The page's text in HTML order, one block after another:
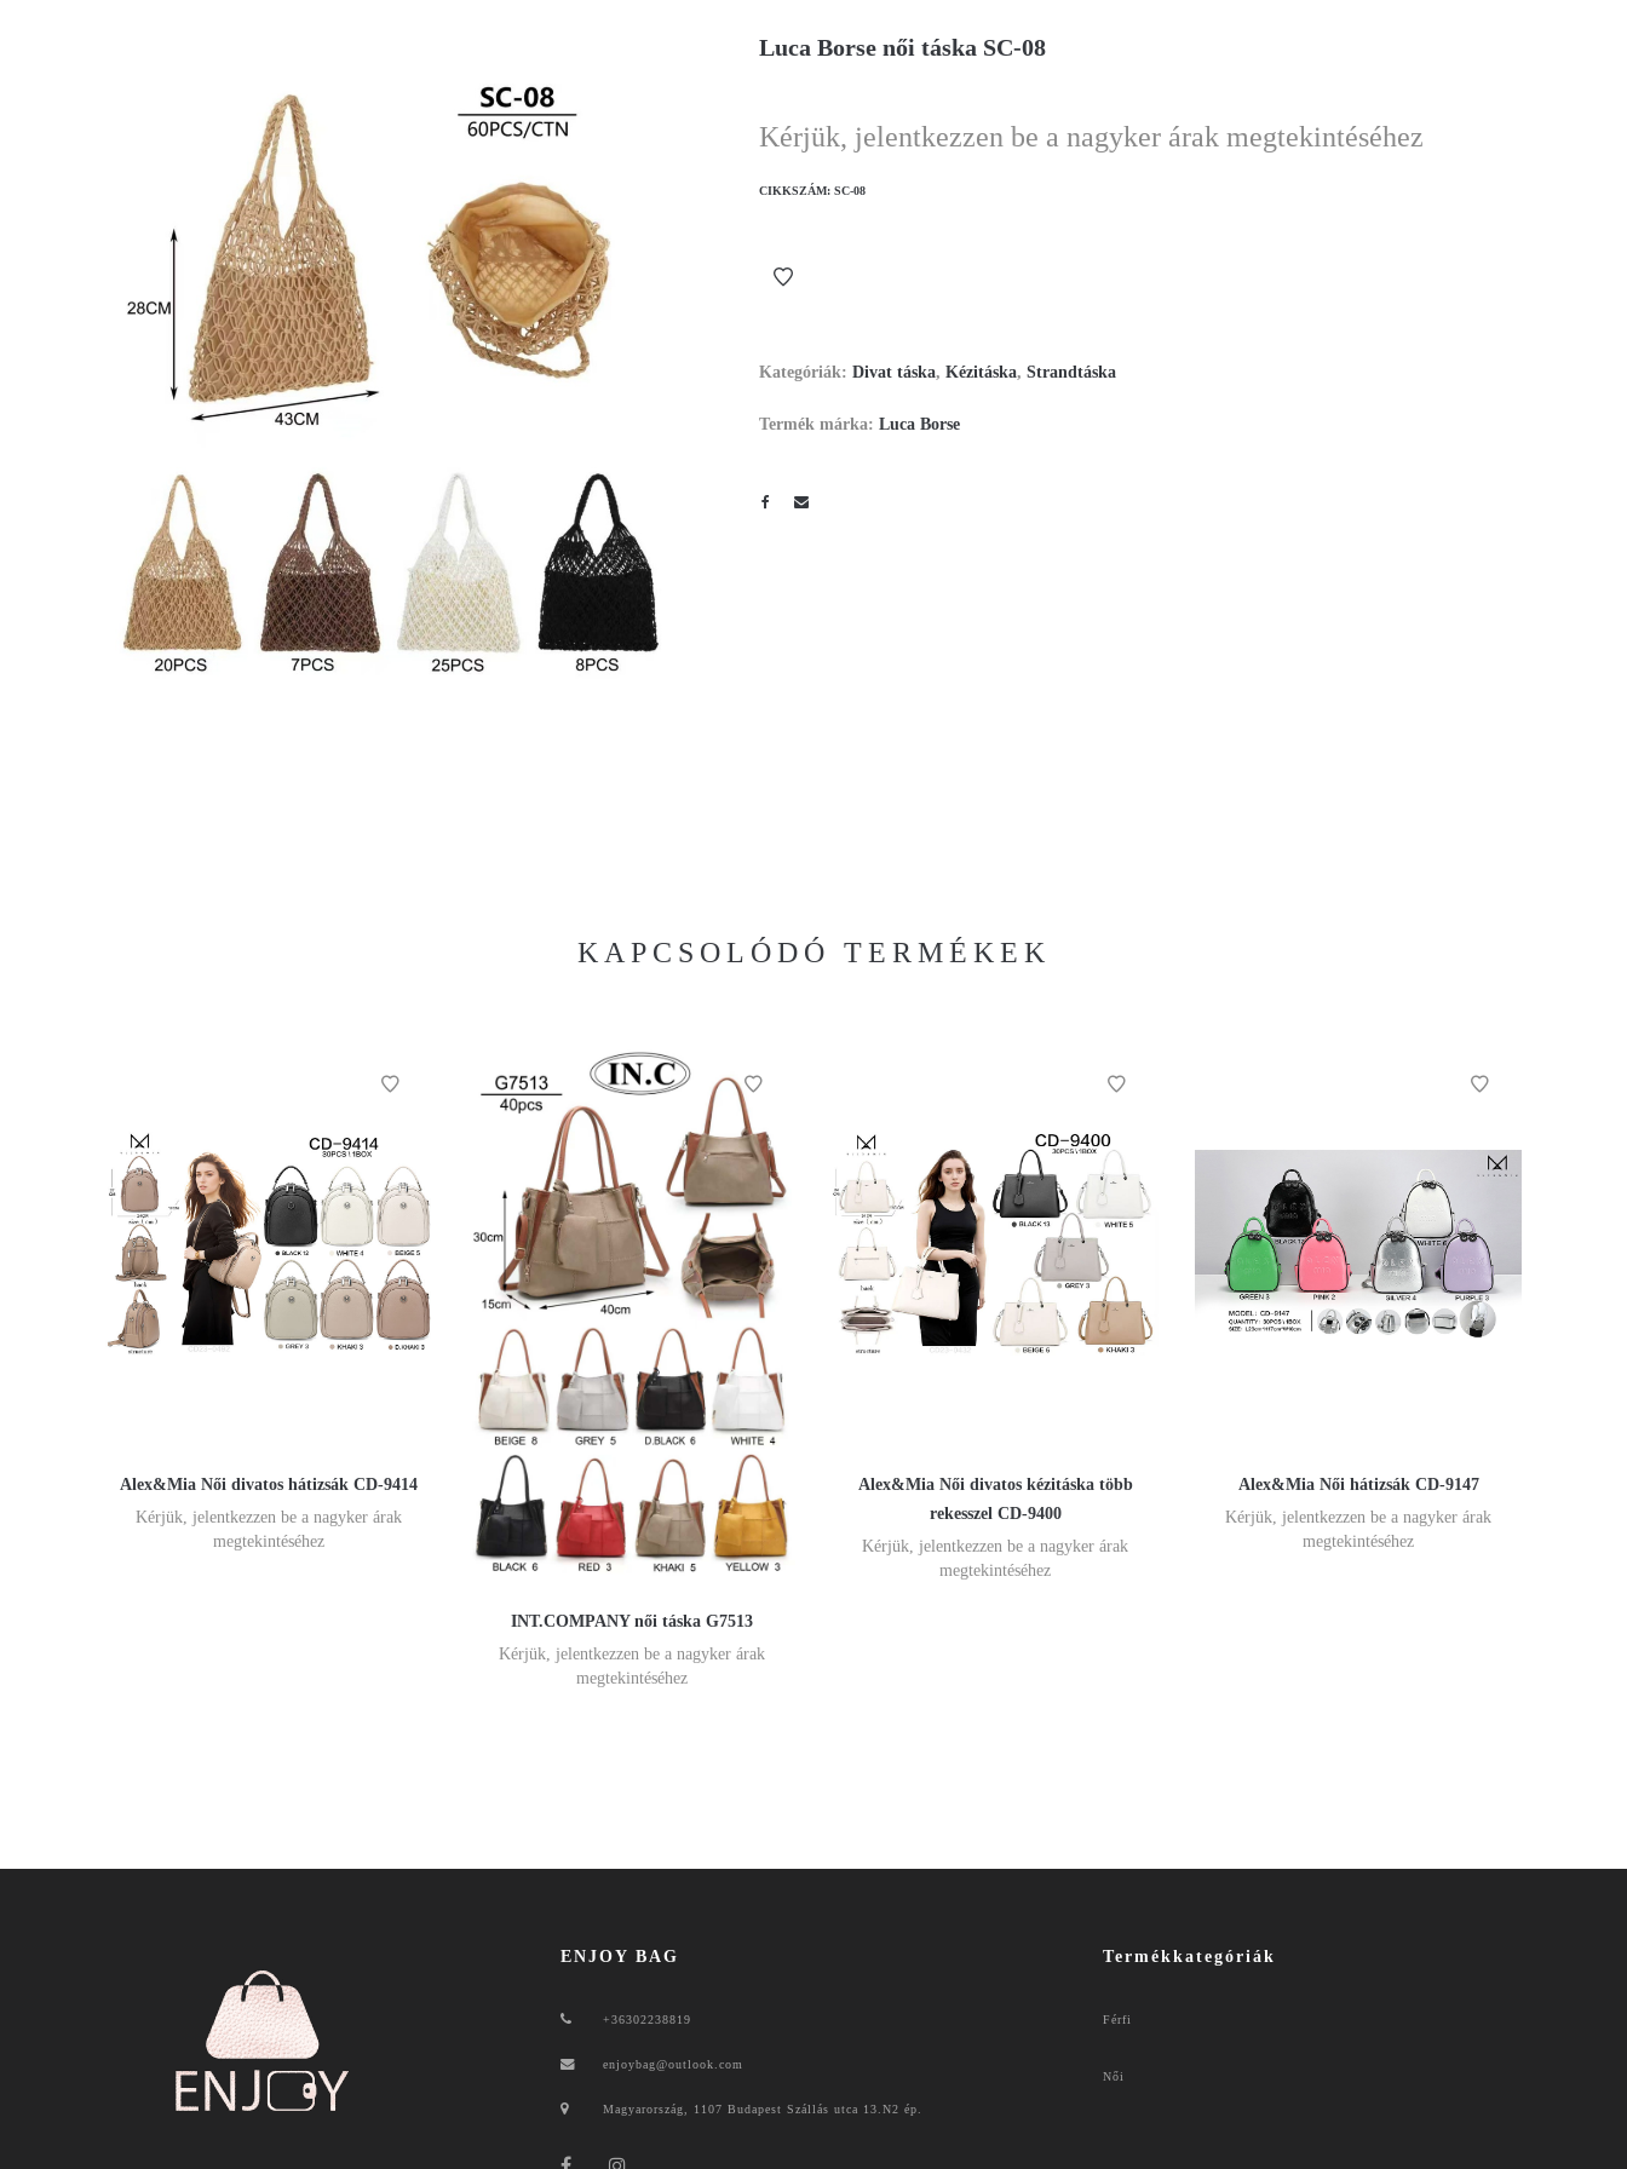
Luca Borse női táska SC-08
Kérjük, jelentkezzen be a nagyker árak megtekintéséhez
CIKKSZÁM: SC-08
Kategóriák: Divat táska, Kézitáska, Strandtáska
Termék márka: Luca Borse
KAPCSOLÓDÓ TERMÉKEK
Alex&Mia Női divatos hátizsák CD-9414
Kérjük, jelentkezzen be a nagyker árak
megtekintéséhez
INT.COMPANY női táska G7513
Kérjük, jelentkezzen be a nagyker árak
megtekintéséhez
Alex&Mia Női divatos kézitáska több
rekesszel CD-9400
Kérjük, jelentkezzen be a nagyker árak
megtekintéséhez
Alex&Mia Női hátizsák CD-9147
Kérjük, jelentkezzen be a nagyker árak
megtekintéséhez
ENJOY BAG
+36302238819
enjoybag@outlook.com
Magyarország, 1107 Budapest Szállás utca 13.N2 ép.
Termékkategóriák
Férfi
Női